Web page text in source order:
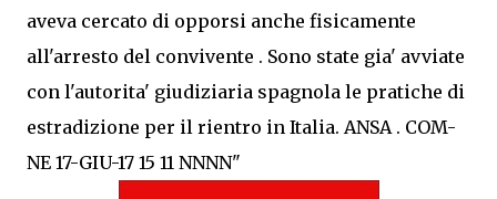
aveva cercato di opporsi anche fisicamente
all'arresto del convivente . Sono state gia' avviate
con l'autorita' giudiziaria spagnola le pratiche di
estradizione per il rientro in Italia. ANSA . COM-
NE 17-GIU-17 15 11 NNNN"